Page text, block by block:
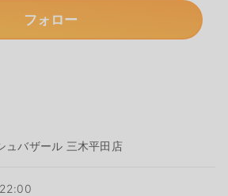
フォロー
ュバザール 三木平田店